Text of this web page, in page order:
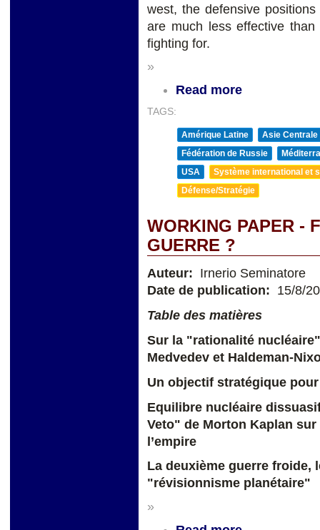
west, the defensive
are much less effective
fighting for.
»
Read more
TAGS:
Amérique Latine
Asie Centrale
Fédération de Russie
USA
Système international et
Défense/Stratégie
WORKING PAPER -
GUERRE ?
Auteur: Irnerio Seminatore
Date de publication: 15/8/
Table des matières
Sur la "rationalité
Medvedev et Haldeman-
Un objectif stratégique pour
Equilibre nucléaire
Veto" de Morton Kaplan sur
l’empire
La deuxième guerre froide,
"révisionnisme planétaire"
»